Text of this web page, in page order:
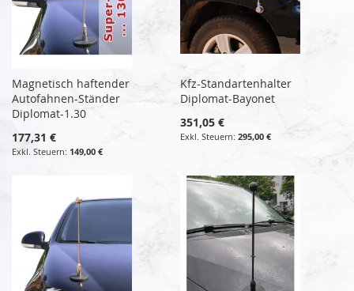
Magnetisch haftender
Autofahnen-Ständer
Diplomat-1.30
177,31 €
149,00 €
Kfz-Standartenhalter
Diplomat-Bayonet
351,05 €
295,00 €